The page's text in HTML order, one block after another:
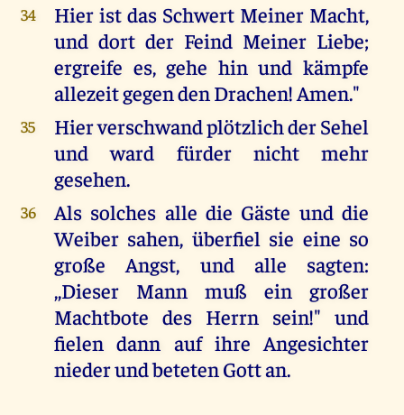
34
Hier ist das Schwert Meiner Macht,
und dort der Feind Meiner Liebe;
ergreife es, gehe hin und kämpfe
allezeit gegen den Drachen! Amen."
35
Hier verschwand plötzlich der Sehel
und ward fürder nicht mehr
gesehen.
36
Als solches alle die Gäste und die
Weiber sahen, überfiel sie eine so
große Angst, und alle sagten:
,,Dieser Mann muß ein großer
Machtbote des Herrn sein!" und
fielen dann auf ihre Angesichter
nieder und beteten Gott an.